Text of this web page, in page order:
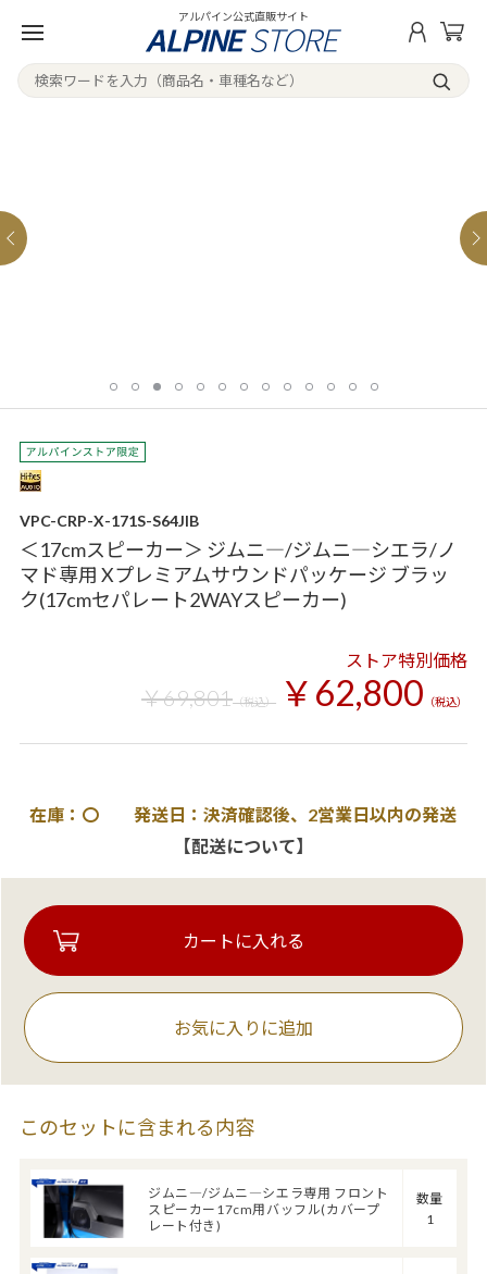
アルパイン公式直販サイト
VPC-CRP-X-171S-S64JIB
＜17cmスピーカー＞ ジムニ―/ジムニ―シエラ/ノ
マド専用 Xプレミアムサウンドパッケージ ブラッ
ク(17cmセパレート2WAYスピーカー)
ストア特別価格
￥69,801（税込） ￥62,800 （税込）
在庫：〇 発送日：決済確認後、2営業日以内の発送
【配送について】
お気に入りに追加
このセットに含まれる内容
ジムニ―/ジムニ―シエラ専用 フロント
スピーカー17cm用バッフル(カバープ
レート付き)
数量
1